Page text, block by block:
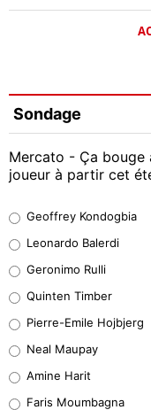
Sondage
Mercato - Ça bouge
joueur à partir cet
38%
32%
4%
1%
Geoffrey Kondogbia
Leonardo Balerdi
Geronimo Rulli
Quinten Timber
Pierre-Emile Hojbjerg
Neal Maupay
Amine Harit
Faris Moumbagna